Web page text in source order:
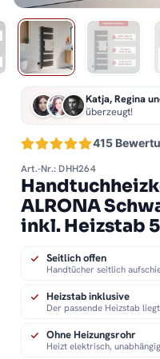
415
Katja, Regina
überzeugt!
Art.-Nr.: DHH264
ALRONA
inkl. Heizstab
Seitlich offen
Handtücher seitlich
Heizstab inklusive
Der passende Heizstab
Ohne Heizungsrohr
Heizt elektrisch,